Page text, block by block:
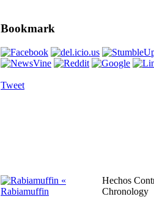
Bookmark
Tweet
«
Rabiamuffin
Hechos
Chronology